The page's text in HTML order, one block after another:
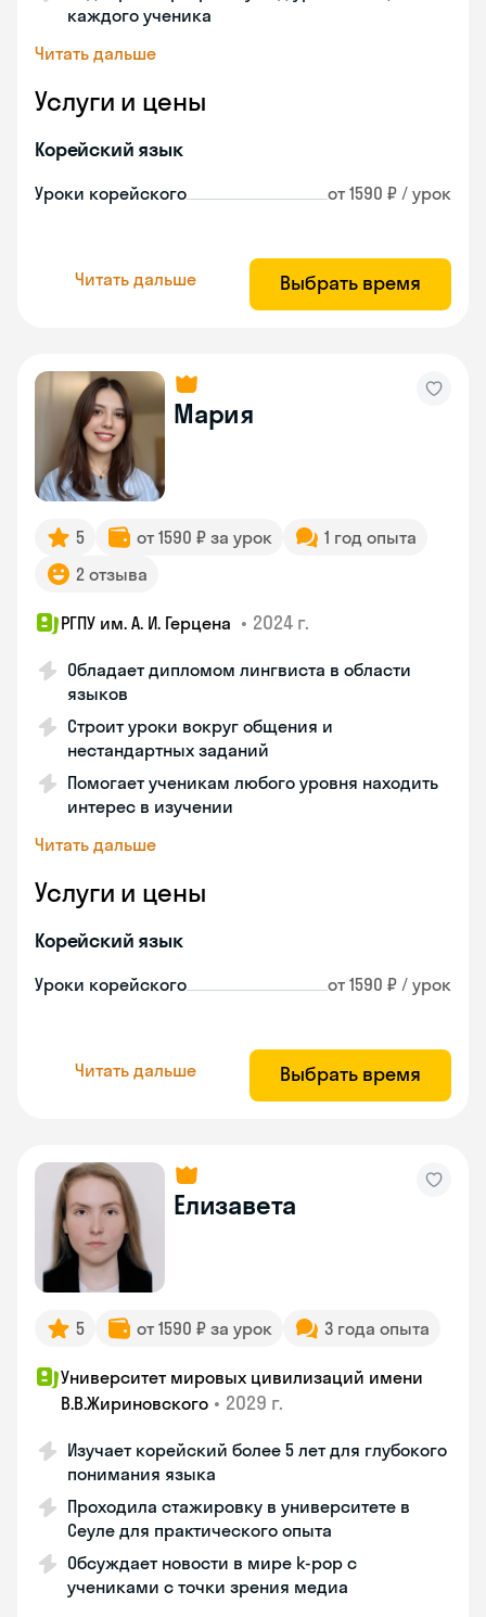
каждого ученика
Читать дальше
Услуги и цены
Корейский язык
Уроки корейского от 1590 ₽ / урок
Читать дальше Выбрать время
Мария
5 от 1590 ₽ за урок
1 год опыта
2 отзыва
РГПУ им. А. И. Герцена • 2024 г.
Обладает дипломом лингвиста в области
языков
Строит уроки вокруг общения и
нестандартных заданий
Помогает ученикам любого уровня находить
интерес в изучении
Читать дальше
Услуги и цены
Корейский язык
Уроки корейского от 1590 ₽ / урок
Читать дальше Выбрать время
Елизавета
5 от 1590 ₽ за урок 3 года опыта
Университет мировых цивилизаций имени
В.В.Жириновского • 2029 г.
Изучает корейский более 5 лет для глубокого
понимания языка
Проходила стажировку в университете в
Сеуле для практического опыта
Обсуждает новости в мире k-pop с
учениками с точки зрения медиа